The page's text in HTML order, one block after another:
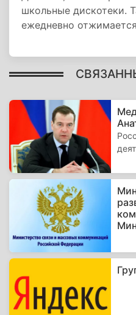
школьные дискотеки.
ежедневно